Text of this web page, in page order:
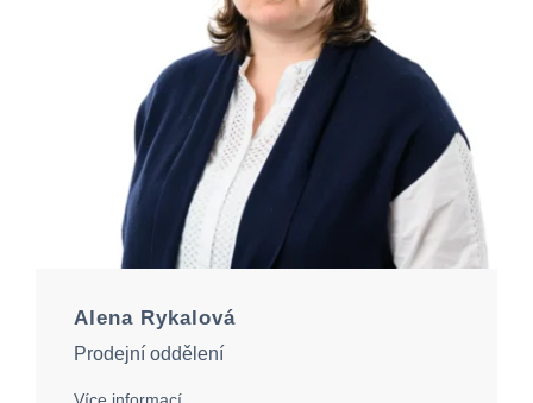
Alena Rykalová
Prodejní oddělení